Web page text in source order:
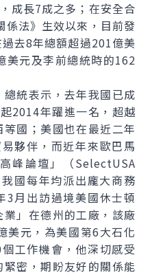
成長7成之多；在安全合
法》生效以來，目前發
去8年總額超過201億美
美元及李前總統時的162
統表示，去年我國已成
2014年躍進一名，超越
國；美國也在最近二年
夥伴，而近年來歐巴馬
峰論壇」（SelectUSA
國每年均派出龐大商務
3月出訪過境美國休士頓
」在德州的工廠，該廠
美元，為美國第6大石化
工作機會，他深切感受
密，期盼友好的關係能